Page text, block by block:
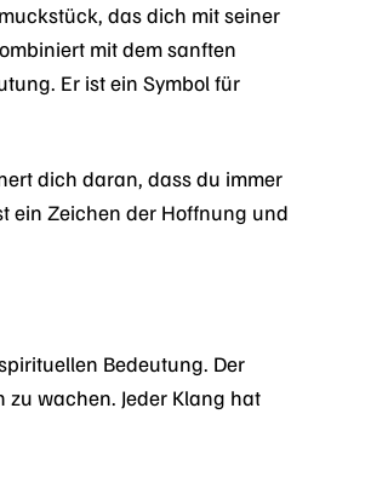
das dich mit seiner
mit dem sanften
Er ist ein Symbol für
dich daran, dass du immer
ein Zeichen der Hoffnung und
Bedeutung. Der
wachen. Jeder Klang hat